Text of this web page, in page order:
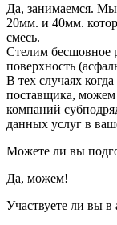
Да, занимаемся.
20мм. и 40мм.
смесь.
Стелим бесшовное
поверхность
В тех случаях
поставщика, можем
компаний
данных услуг в
Можете ли вы
Да, можем!
Участвуете ли вы